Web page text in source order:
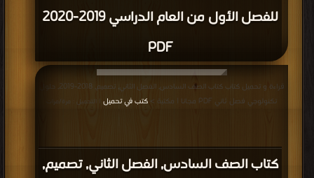
للفصل الأول من العام الدراسي 2019-2020
PDF
كتاب الصف السادس, الفصل الثاني, تصميم,
قراءة و تحميل كتاب كتاب الصف السادس, الفصل الثاني, تصميم, 2018-2019, حلول
تكنولوجي فصل ثاني PDF مجانا | مكتبة >
كتب في تحميل | التحميل : مرة/مرات